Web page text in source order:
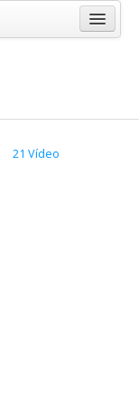
21 Vídeo